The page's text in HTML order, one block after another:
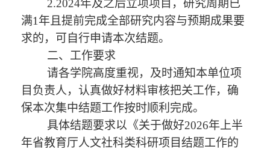
2.2024年及之后立项项目，研究周期已
满1年且提前完成全部研究内容与预期成果要
求的，可自行申请本次结题。
二、工作要求
请各学院高度重视，及时通知本单位项
目负责人，认真做好材料审核把关工作，确
保本次集中结题工作按时顺利完成。
具体结题要求以《关于做好2026年上半
年省教育厅人文社科类科研项目结题工作的